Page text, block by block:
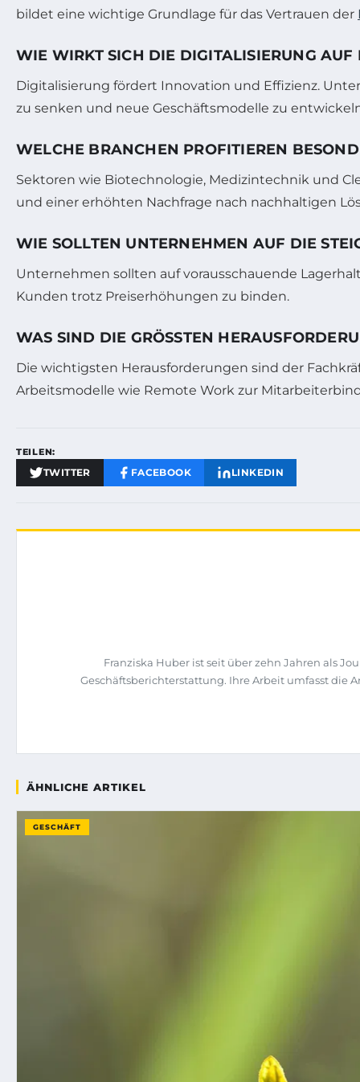
bildet eine wichtige Grundlage für das Vertrauen der
WIE WIRKT SICH DIE DIGITALISIERUNG
Digitalisierung fördert Innovation und Effizienz.
zu senken und neue Geschäftsmodelle zu
WELCHE BRANCHEN PROFITIEREN
Sektoren wie Biotechnologie, Medizintechnik und
und einer erhöhten Nachfrage nach nachhaltigen
WIE SOLLTEN UNTERNEHMEN AUF DIE
Unternehmen sollten auf vorausschauende
Kunden trotz Preiserhöhungen zu binden.
WAS SIND DIE GRÖSSTEN
Die wichtigsten Herausforderungen sind der
Arbeitsmodelle wie Remote Work zur
TEILEN:
TWITTER FACEBOOK LINKEDIN
Franziska Huber ist seit über zehn Jahren als
Geschäftsberichterstattung. Ihre Arbeit umfasst
ÄHNLICHE ARTIKEL
GESCHÄFT